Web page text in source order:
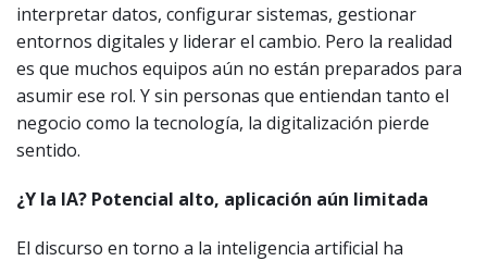
interpretar datos, configurar sistemas, gestionar
entornos digitales y liderar el cambio. Pero la realidad
es que muchos equipos aún no están preparados para
asumir ese rol. Y sin personas que entiendan tanto el
negocio como la tecnología, la digitalización pierde
sentido.
¿Y la IA? Potencial alto, aplicación aún limitada
El discurso en torno a la inteligencia artificial ha